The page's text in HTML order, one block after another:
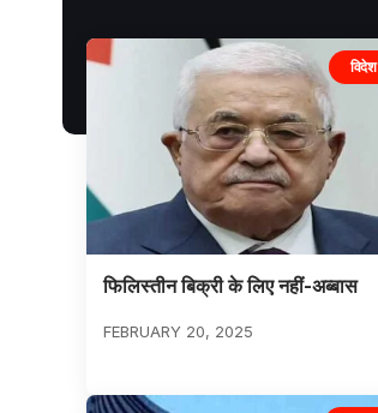
विदेश
फिलिस्तीन बिक्री के लिए नहीं-अब्बास
FEBRUARY 20, 2025